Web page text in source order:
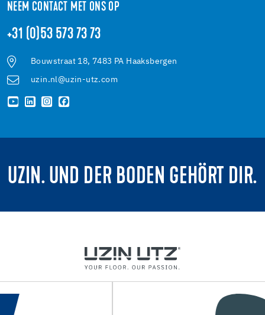
NEEM CONTACT MET ONS OP
+31 (0)53 573 73 73
Bouwstraat 18, 7483 PA Haaksbergen
uzin.nl@uzin-utz.com
UZIN. UND DER BODEN GEHÖRT DIR.